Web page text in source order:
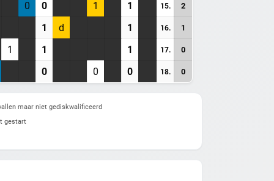
0 0 1 1 15. 2
1 d 1 16. 1
1 1 1 17. 0
0 0 0 18. 0
maar niet gediskwalificeerd
gestart